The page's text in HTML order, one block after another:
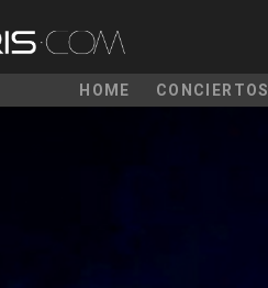
HOME CONCIERTOS